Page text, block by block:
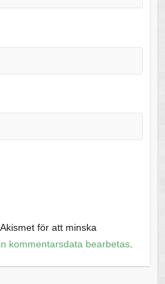
för att minska
kommentarsdata bearbetas.